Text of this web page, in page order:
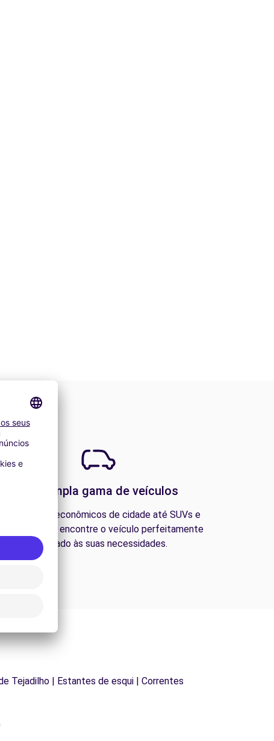
Uma ampla gama de veículos
Desde carros econômicos de cidade até SUVs e
familiares, encontre o veículo perfeitamente
adequado às suas necessidades.
Tejadilho | Estantes de esqui | Correntes